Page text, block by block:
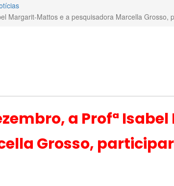
Margarit-Mattos e a pesquisadora Marcella Grosso,
a Profª
Grosso,